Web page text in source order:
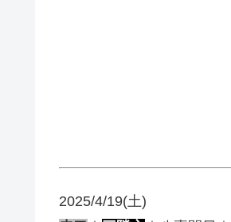
2025/4/19(土)